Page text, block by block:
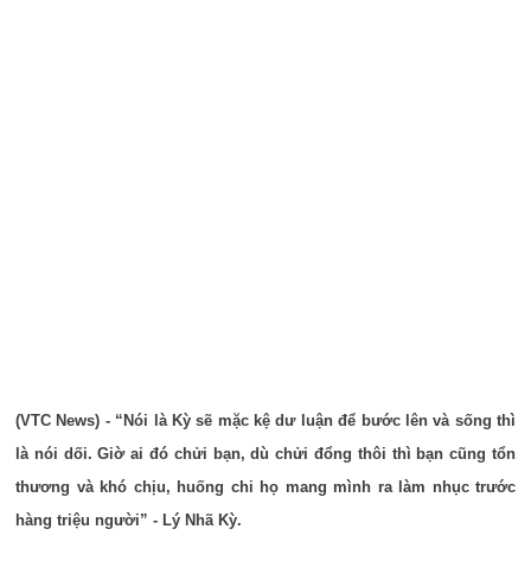
(VTC News) - “Nói là Kỳ sẽ mặc kệ dư luận để bước lên và sống thì
là nói dối. Giờ ai đó chửi bạn, dù chửi đổng thôi thì bạn cũng tổn
thương và khó chịu, huống chi họ mang mình ra làm nhục trước
hàng triệu người” - Lý Nhã Kỳ.